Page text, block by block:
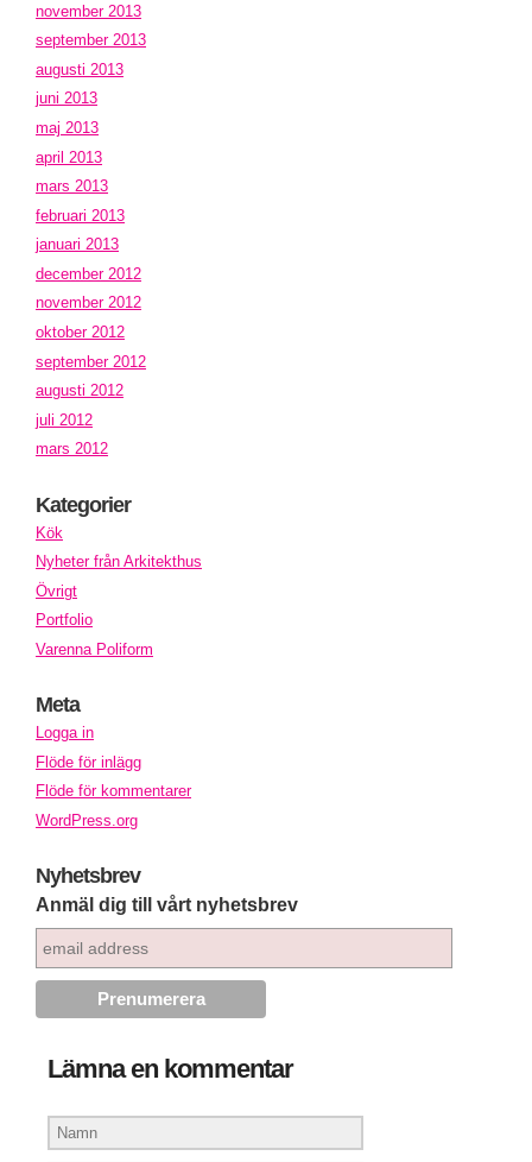
november 2013
september 2013
augusti 2013
juni 2013
maj 2013
april 2013
mars 2013
februari 2013
januari 2013
december 2012
november 2012
oktober 2012
september 2012
augusti 2012
juli 2012
mars 2012
Kategorier
Kök
Nyheter från Arkitekthus
Övrigt
Portfolio
Varenna Poliform
Meta
Logga in
Flöde för inlägg
Flöde för kommentarer
WordPress.org
Nyhetsbrev
Anmäl dig till vårt nyhetsbrev
Lämna en kommentar